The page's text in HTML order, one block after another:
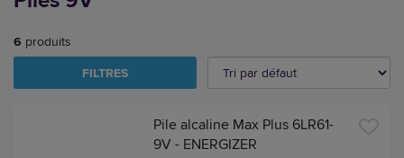
6 produits
FILTRES
Pile alcaline Max Plus 6LR61-
9V - ENERGIZER